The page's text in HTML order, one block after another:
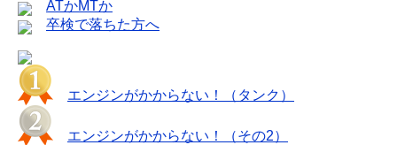
ATかMTか
卒検で落ちた方へ
エンジンがかからない！（タンク）
エンジンがかからない！（その2）